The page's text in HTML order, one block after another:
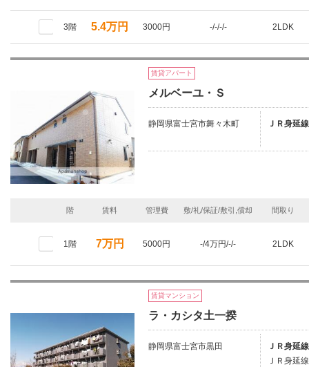
3階 5.4万円 3000円 -/-/-/- 2LDK
賃貸アパート
メルベーユ・Ｓ
静岡県富士宮市舞々木町 ＪＲ身延
階 賃料 管理費 敷/礼/保証/敷引,償却 間取り
1階 7万円 5000円 -/4万円/-/- 2LDK
賃貸マンション
ラ・カシタ土一揆
静岡県富士宮市黒田
ＪＲ身延
ＪＲ身延